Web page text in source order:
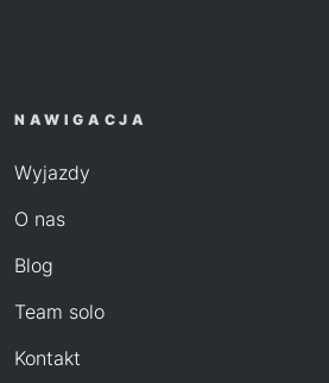
NAWIGACJA
Wyjazdy
O nas
Blog
Team solo
Kontakt